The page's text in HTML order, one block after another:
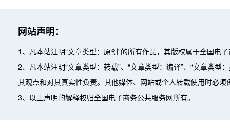
网站声明：
1、凡本站注明“文章类型：原创”的所有作品，其版权属于全国电
2、凡本站注明“文章类型：转载”、“文章类型：编译”、“文章类
其观点和对其真实性负责。其他媒体、网站或个人转载使用时必
3、以上声明的解释权归全国电子商务公共服务网所有。